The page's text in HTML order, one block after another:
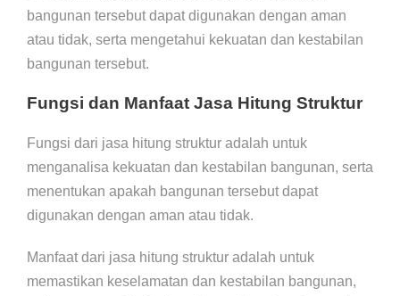
bangunan tersebut dapat digunakan dengan aman
atau tidak, serta mengetahui kekuatan dan kestabilan
bangunan tersebut.
Fungsi dan Manfaat Jasa Hitung Struktur
Fungsi dari jasa hitung struktur adalah untuk
menganalisa kekuatan dan kestabilan bangunan, serta
menentukan apakah bangunan tersebut dapat
digunakan dengan aman atau tidak.
Manfaat dari jasa hitung struktur adalah untuk
memastikan keselamatan dan kestabilan bangunan,